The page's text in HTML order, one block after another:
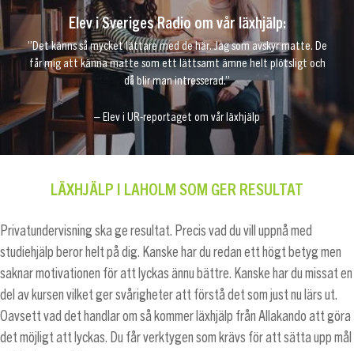
Elev i Sveriges Radio om vår läxhjälp:
”Det känns så mycket lättare med de här. Jag som avskyr matte. De
får mig att känna matte som ett lättsamt ämne helt plötsligt och
då blir man intresserad.”
– Elev i UR-reportaget om vår läxhjälp
LÄXHJÄLP I LAHOLM SOM GER RESULTAT
Privatundervisning ska ge resultat. Precis vad du vill uppnå med
studiehjälp beror helt på dig. Kanske har du redan ett högt betyg men
saknar motivationen för att lyckas ännu bättre. Kanske har du missat en
del av kursen vilket ger svårigheter att förstå det som just nu lärs ut.
Oavsett vad det handlar om så kommer läxhjälp från Allakando att göra
det möjligt att lyckas. Du får verktygen som krävs för att sätta upp mål